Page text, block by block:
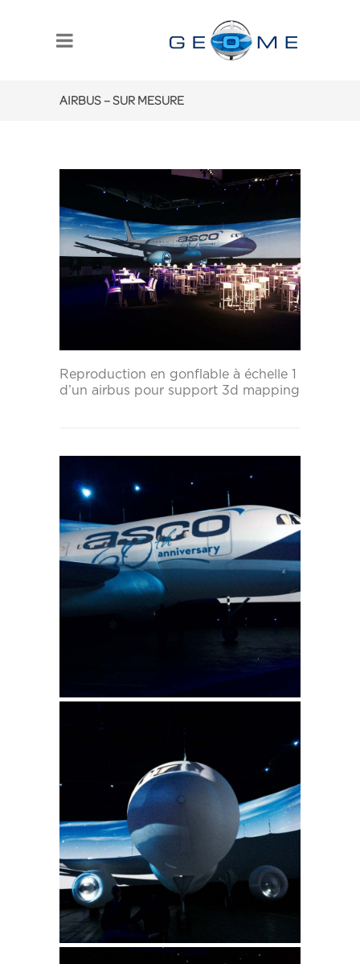
AIRBUS – SUR MESURE
Reproduction en gonflable à échelle 1
d’un airbus pour support 3d mapping